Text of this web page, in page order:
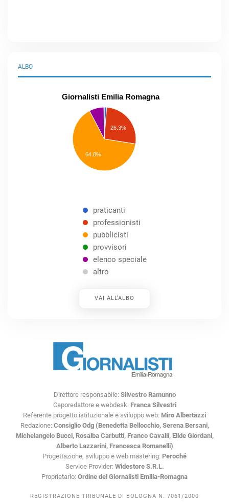
ALBO
Giornalisti Emilia Romagna
26.3%
64.8%
praticanti
professionisti
pubblicisti
provvisori
elenco speciale
altro
VAI ALL’ALBO
Direttore responsabile: Silvestro Ramunno
Caporedattore e webdesk: Franca Silvestri
Referente progetto istituzionale e sviluppo web: Miro Albertazzi
Redazione: Consiglio Odg (Benedetta Bellocchio, Serena Bersani,
Michelangelo Bucci, Rosalba Carbutti, Franco Cavalli, Elide Giordani,
Alberto Lazzarini, Francesca Romanelli)
Progettazione, sviluppo e web mastering: Peroché
Service Provider: Widestore S.R.L.
Proprietario: Ordine dei Giornalisti Emilia-Romagna
REGISTRAZIONE TRIBUNALE DI BOLOGNA N. 7061/2000